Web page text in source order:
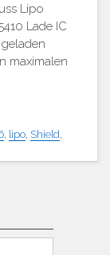
Lipo
Lade IC
maximalen
, lipo, Shield,
Suchen